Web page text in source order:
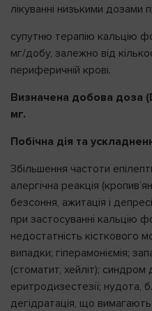
лікуванні низькими дозами
супутню терапію кальцію
мг/добу, залежно від
периферичній крові.
Визначена добова доза
мг.
Побічна дія та
Збільшення частоти
алергічна реакція
безсоння, ажитація і
при застосуванні кальцію
недостатність кісткового
випадки; гіперамоніємія;
(стоматит, хейліт);
еритродизестезії; нудота,
дегідратація, що вимагають